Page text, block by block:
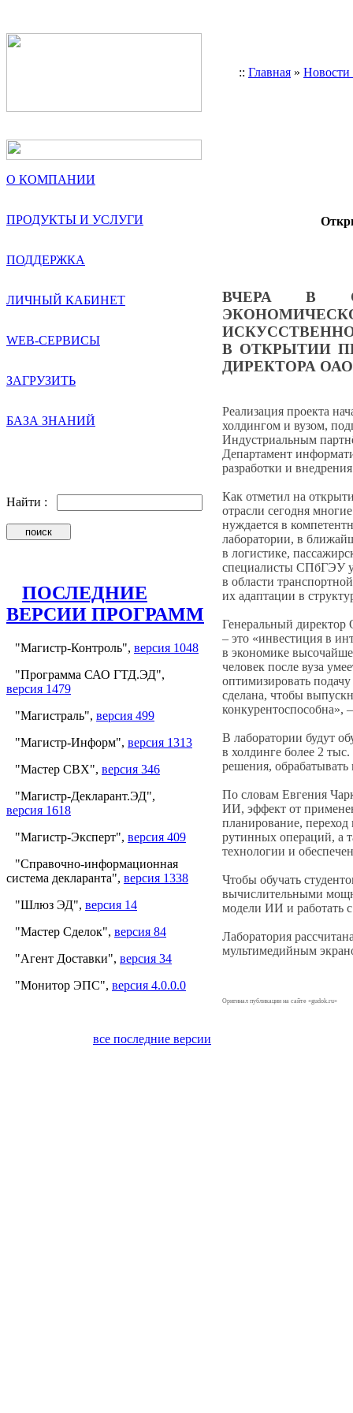
:: Главная »
О КОМПАНИИ
ПРОДУКТЫ И УСЛУГИ
ПОДДЕРЖКА
ЛИЧНЫЙ КАБИНЕТ
WEB-СЕРВИСЫ
ЗАГРУЗИТЬ
БАЗА ЗНАНИЙ
Найти :
ПОСЛЕДНИЕ
ВЕРСИИ ПРОГРАММ
"Магистр-Контроль", версия 1048
"Программа САО ГТД.ЭД",
версия 1479
"Магистраль", версия 499
"Магистр-Информ", версия 1313
"Мастер СВХ", версия 346
"Магистр-Декларант.ЭД",
версия 1618
"Магистр-Эксперт", версия 409
"Справочно-информационная
система декларанта", версия 1338
"Шлюз ЭД", версия 14
"Мастер Сделок", версия 84
"Агент Доставки", версия 34
"Монитор ЭПС", версия 4.0.0.0
все последние версии
ВЧЕРА В
В ОТКРЫТИИ
ДИРЕКТОРА
Реализация проекта
холдингом и вузом,
Индустриальным
Департамент
разработки и
Как отметил на
отрасли сегодня
нуждается в
лаборатории, в
в логистике,
специалисты СПбГЭУ
в области
их адаптации в
Генеральный
– это «инвестиция в
в экономике
человек после вуза
оптимизировать подачу
сделана, чтобы
конкурентоспособна»,
В лаборатории будут
в холдинге более 2
решения,
По словам Евгения
ИИ, эффект от
планирование,
рутинных операций, а
технологии и
Чтобы обучать
вычислительными
модели ИИ и работать
Лаборатория
мультимедийным
Оригинал публикации на сайте «gudok.ru»